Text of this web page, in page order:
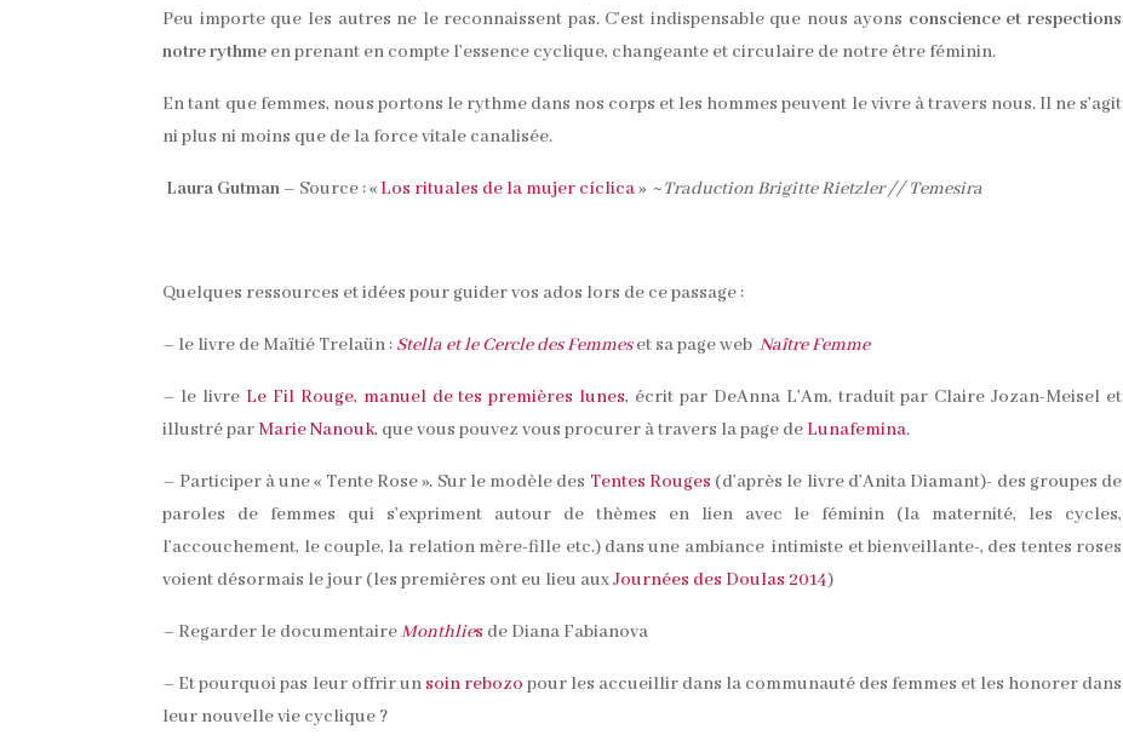
Peu importe que les autres ne le reconnaissent pas. C’est indispensable que nous ayons conscience et respections
notre rythme en prenant en compte l’essence cyclique, changeante et circulaire de notre être féminin.
En tant que femmes, nous portons le rythme dans nos corps et les hommes peuvent le vivre à travers nous. Il ne s’agit
ni plus ni moins que de la force vitale canalisée.
Laura Gutman – Source : «Los rituales de la mujer cíclica» ~Traduction Brigitte Rietzler // Temesira
Quelques ressources et idées pour guider vos ados lors de ce passage :
– le livre de Maïtié Trelaün : Stella et le Cercle des Femmeset sa page webNaître Femme
– le livreLe Fil Rouge, manuel de tes premières lunes, écrit par DeAnna L’Am, traduit par Claire Jozan-Meisel et
illustré par Marie Nanouk, que vous pouvez vous procurer à travers la page deLunafemina.
– Participer à une « Tente Rose ». Sur le modèle des Tentes Rouges (d’après le livre d’Anita Diamant)- des groupes de
paroles de femmes qui s’expriment autour de thèmes en lien avec le féminin (la maternité, les cycles,
l’accouchement, le couple, la relation mère-fille etc.) dans une ambiance intimiste et bienveillante-, des tentes roses
voient désormais le jour (les premières ont eu lieu auxJournées des Doulas 2014)
– Regarder le documentaireMonthlies de Diana Fabianova
– Et pourquoi pas leur offrir un soin rebozo pour les accueillir dans la communauté des femmes et les honorer dans
leur nouvelle vie cyclique ?